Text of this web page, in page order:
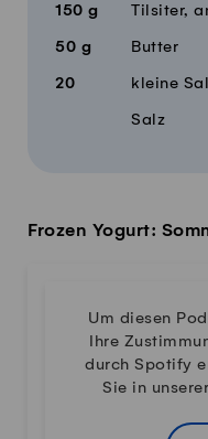
150 g Tilsiter,
50 g Butter
20 kleine
Salz
Frozen Yogurt:
Um diesen
Ihre
durch Spotify
Sie in unserer